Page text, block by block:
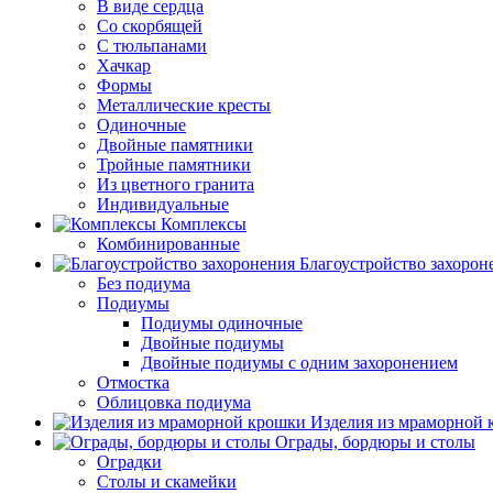
В виде сердца
Со скорбящей
С тюльпанами
Хачкар
Формы
Металлические кресты
Одиночные
Двойные памятники
Тройные памятники
Из цветного гранита
Индивидуальные
Комплексы
Комбинированные
Благоустройство
Без подиума
Подиумы
Подиумы одиночные
Двойные подиумы
Двойные подиумы с одним захоронением
Отмостка
Облицовка подиума
Изделия из мраморной
Ограды, бордюры и столы
Оградки
Столы и скамейки